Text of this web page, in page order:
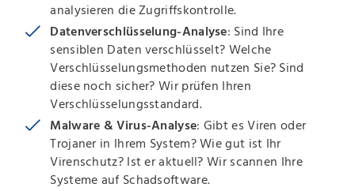
analysieren die Zugriffskontrolle.
Datenverschlüsselung-Analyse: Sind Ihre
sensiblen Daten verschlüsselt? Welche
Verschlüsselungsmethoden nutzen Sie? Sind
diese noch sicher? Wir prüfen Ihren
Verschlüsselungsstandard.
Malware & Virus-Analyse: Gibt es Viren oder
Trojaner in Ihrem System? Wie gut ist Ihr
Virenschutz? Ist er aktuell? Wir scannen Ihre
Systeme auf Schadsoftware.